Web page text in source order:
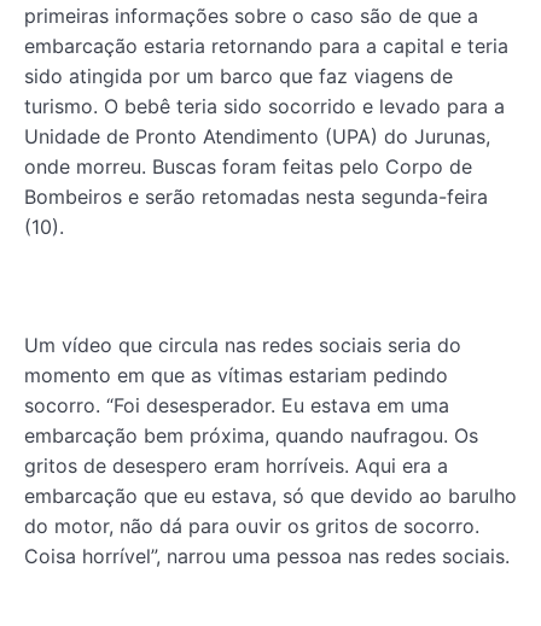
primeiras informações sobre o caso são de que a
embarcação estaria retornando para a capital e teria
sido atingida por um barco que faz viagens de
turismo. O bebê teria sido socorrido e levado para a
Unidade de Pronto Atendimento (UPA) do Jurunas,
onde morreu. Buscas foram feitas pelo Corpo de
Bombeiros e serão retomadas nesta segunda-feira
(10).
Um vídeo que circula nas redes sociais seria do
momento em que as vítimas estariam pedindo
socorro. “Foi desesperador. Eu estava em uma
embarcação bem próxima, quando naufragou. Os
gritos de desespero eram horríveis. Aqui era a
embarcação que eu estava, só que devido ao barulho
do motor, não dá para ouvir os gritos de socorro.
Coisa horrível”, narrou uma pessoa nas redes sociais.